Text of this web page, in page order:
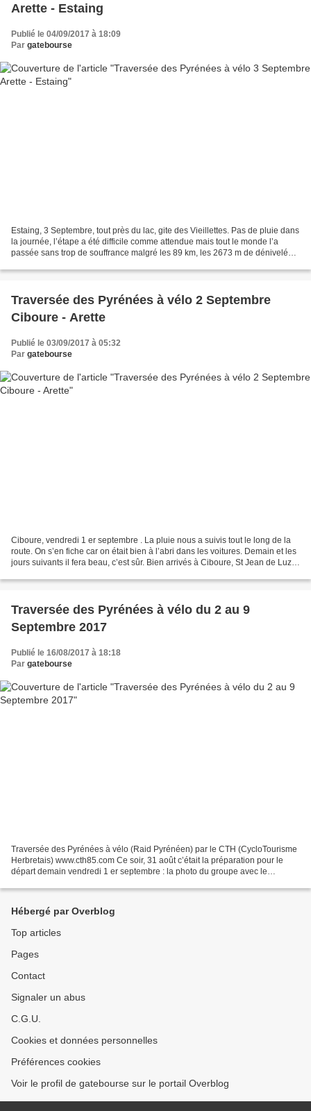
Arette - Estaing
Publié le 04/09/2017 à 18:09
Par gatebourse
Estaing, 3 Septembre, tout près du lac, gite des Vieillettes. Pas de pluie dans
la journée, l’étape a été difficile comme attendue mais tout le monde l’a
passée sans trop de souffrance malgré les 89 km, les 2673 m de dénivelé
Traversée des Pyrénées à vélo 2 Septembre
Ciboure - Arette
Publié le 03/09/2017 à 05:32
Par gatebourse
Ciboure, vendredi 1 er septembre . La pluie nous a suivis tout le long de la
route. On s’en fiche car on était bien à l’abri dans les voitures. Demain et les
jours suivants il fera beau, c’est sûr. Bien arrivés à Ciboure, St Jean de Luz
Traversée des Pyrénées à vélo du 2 au 9
Septembre 2017
Publié le 16/08/2017 à 18:18
Par gatebourse
Traversée des Pyrénées à vélo (Raid Pyrénéen) par le CTH (CycloTourisme
Herbretais) www.cth85.com Ce soir, 31 août c’était la préparation pour le
départ demain vendredi 1 er septembre : la photo du groupe avec le
Hébergé par Overblog
Top articles
Pages
Contact
Signaler un abus
C.G.U.
Cookies et données personnelles
Préférences cookies
Voir le profil de gatebourse sur le portail Overblog